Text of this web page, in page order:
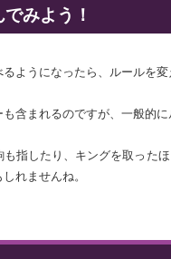
みよう！
ようになったら、ルールを変
含まれるのですが、一般的
指したり、キングを取った
れませんね。